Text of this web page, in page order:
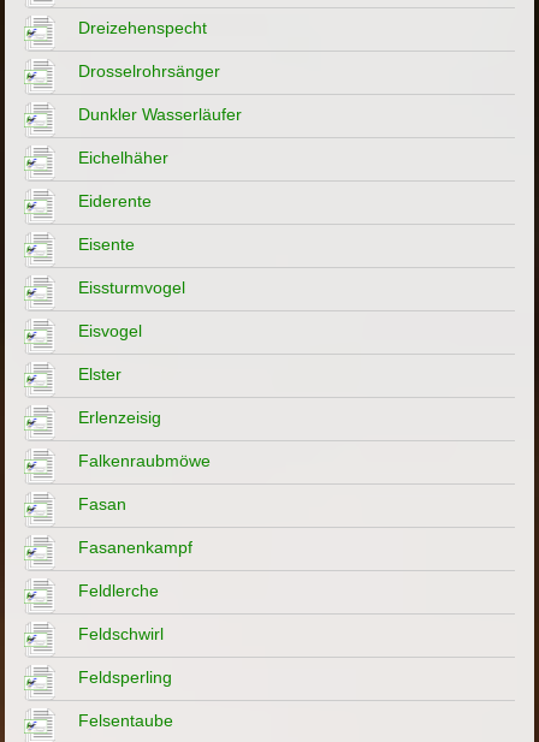
Dreizehenspecht
Drosselrohrsänger
Dunkler Wasserläufer
Eichelhäher
Eiderente
Eisente
Eissturmvogel
Eisvogel
Elster
Erlenzeisig
Falkenraubmöwe
Fasan
Fasanenkampf
Feldlerche
Feldschwirl
Feldsperling
Felsentaube